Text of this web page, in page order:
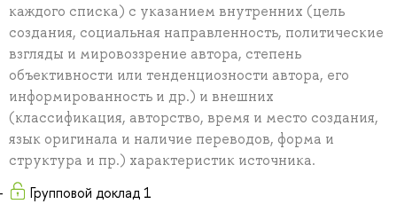
каждого списка) с указанием внутренних (цель
создания, социальная направленность, политические
взгляды и мировоззрение автора, степень
объективности или тенденциозности автора, его
информированность и др.) и внешних
(классификация, авторство, время и место создания,
язык оригинала и наличие переводов, форма и
структура и пр.) характеристик источника.
Групповой доклад 1